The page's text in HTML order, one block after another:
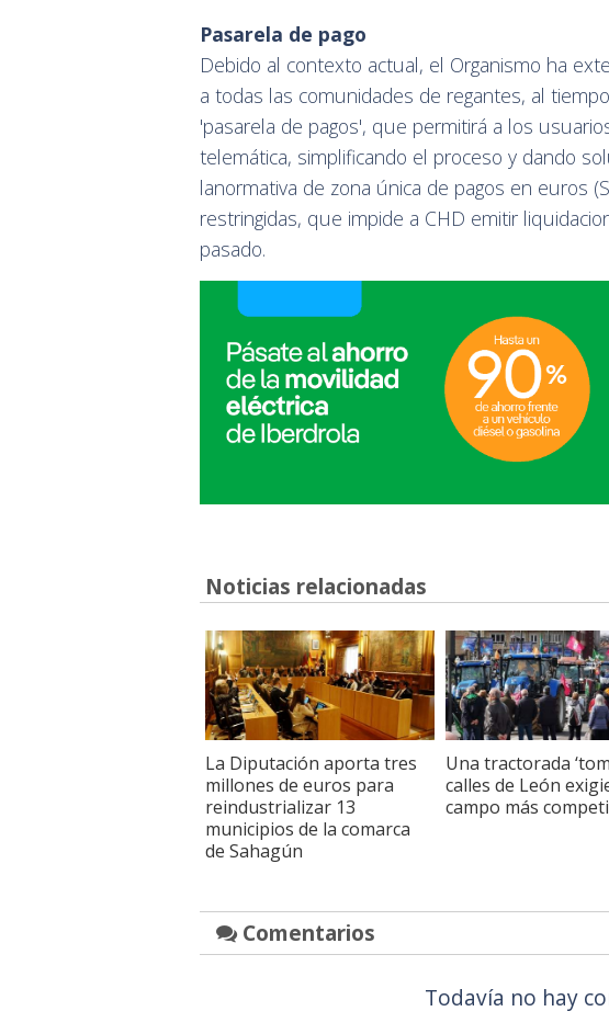
Pasarela de pago
Debido al contexto actual, el Organismo ha
a todas las comunidades de regantes, al
'pasarela de pagos', que permitirá a los
telemática, simplificando el proceso y dando
lanormativa de zona única de pagos en euros
restringidas, que impide a CHD emitir
pasado.
Noticias relacionadas
La Diputación aporta tres
millones de euros para
reindustrializar 13
municipios de la comarca
de Sahagún
Una tractorada
calles de León
campo más
Comentarios
Todavía no hay